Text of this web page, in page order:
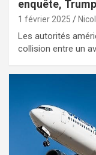
enquête,
1 février 2025
Les autorités
collision entre un